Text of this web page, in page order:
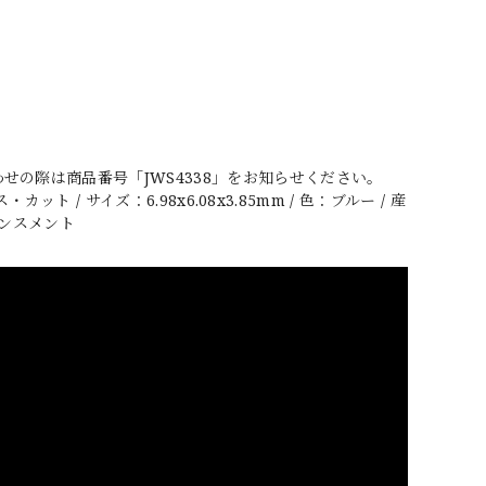
の際は商品番号「JWS4338」をお知らせください。
カット / サイズ：6.98x6.08x3.85mm / 色：ブルー / 産
スメント